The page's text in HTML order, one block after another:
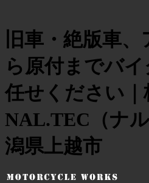
旧車・絶版車
ら原付までバ
任せください｜
NAL.TEC（ナ
潟県上越市